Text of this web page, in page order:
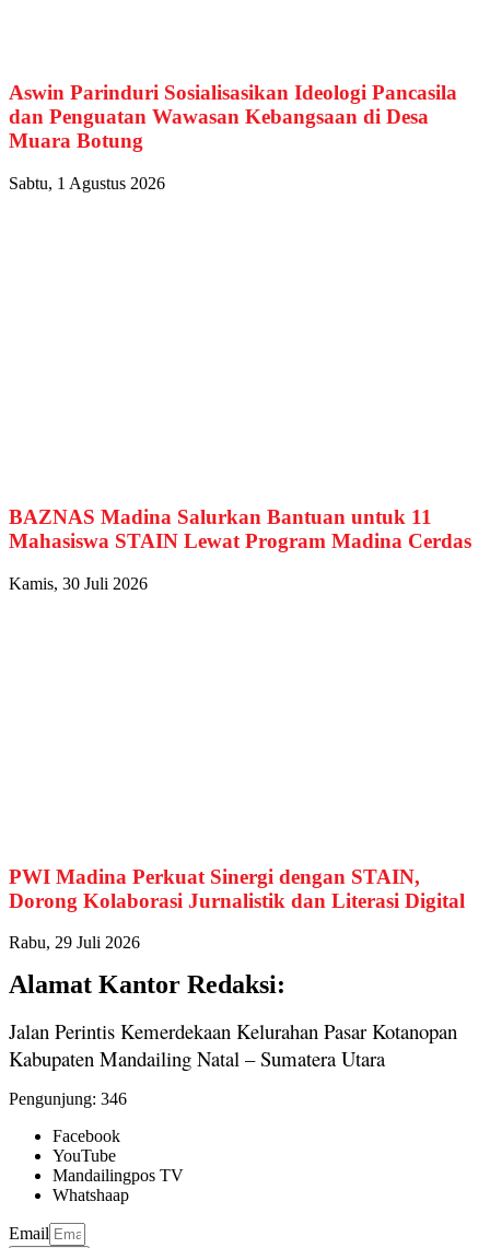
Aswin Parinduri Sosialisasikan Ideologi Pancasila
dan Penguatan Wawasan Kebangsaan di Desa
Muara Botung
Sabtu, 1 Agustus 2026
BAZNAS Madina Salurkan Bantuan untuk 11
Mahasiswa STAIN Lewat Program Madina Cerdas
Kamis, 30 Juli 2026
PWI Madina Perkuat Sinergi dengan STAIN,
Dorong Kolaborasi Jurnalistik dan Literasi Digital
Rabu, 29 Juli 2026
Alamat Kantor Redaksi:
Jalan Perintis Kemerdekaan Kelurahan Pasar Kotanopan
Kabupaten Mandailing Natal – Sumatera Utara
Pengunjung: 346
Facebook
YouTube
Mandailingpos TV
Whatshaap
Email